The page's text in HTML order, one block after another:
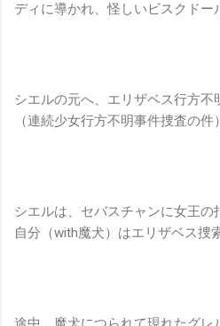
ディに導かれ、怪しいビスクドー
シエルの元へ、エリザベス行方
（連続少女行方不明事件捜査の件
シエルは、セバスチャンに女王の
自分（with魔犬）はエリザベス捜